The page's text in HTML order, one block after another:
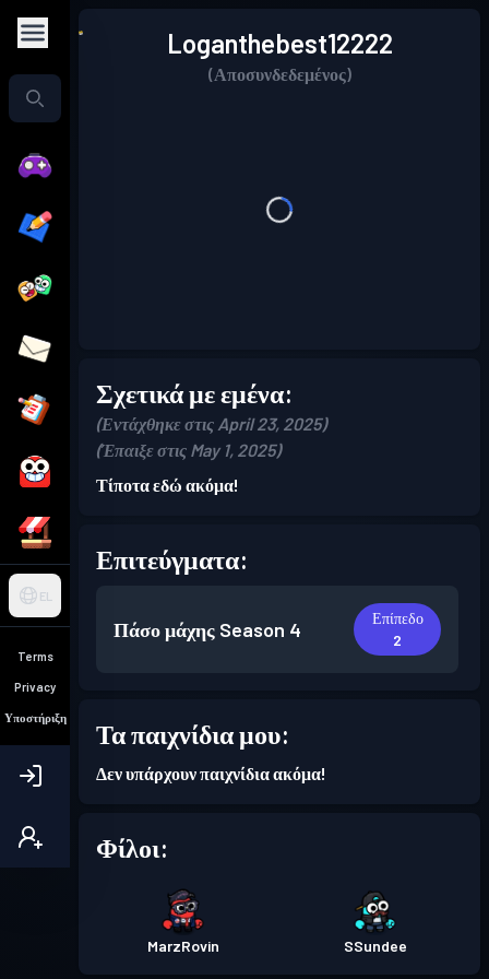
EL
Terms
Privacy
Υποστήριξη
Loganthebest12222
(Αποσυνδεδεμένος)
Σχετικά με εμένα:
(Εντάχθηκε στις April 23, 2025)
(Έπαιξε στις May 1, 2025)
Τίποτα εδώ ακόμα!
Επιτεύγματα:
Πάσο μάχης Season 4
Επίπεδο
2
Τα παιχνίδια μου:
Δεν υπάρχουν παιχνίδια ακόμα!
Φίλοι:
MarzRovin SSundee